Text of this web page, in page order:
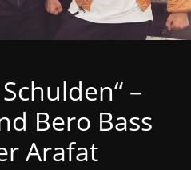
–
Bero Bass
Arafat